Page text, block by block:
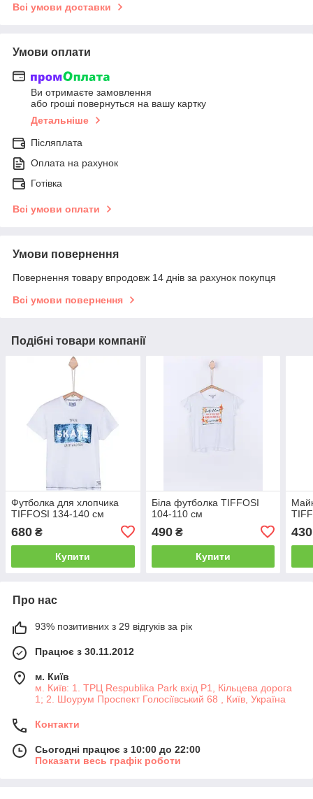
Всі умови доставки
Умови оплати
Ви отримаєте замовлення
або гроші повернуться на вашу картку
Детальніше
Післяплата
Оплата на рахунок
Готівка
Всі умови оплати
Умови повернення
Повернення товару впродовж 14 днів за рахунок покупця
Всі умови повернення
Подібні товари компанії
Футболка для хлопчика
TIFFOSI 134-140 см
680 ₴
Купити
Біла футболка TIFFOSI
104-110 см
490₴
Купити
430
Про нас
93% позитивних з 29 відгуків за рік
Працює з 30.11.2012
м. Київ
м. Київ: 1. ТРЦ Respublika Park вхід P1, Кільцева дорога
1; 2. Шоурум Проспект Голосіївський 68 , Київ, Україна
Контакти
Сьогодні працює з 10:00 до 22:00
Показати весь графік роботи